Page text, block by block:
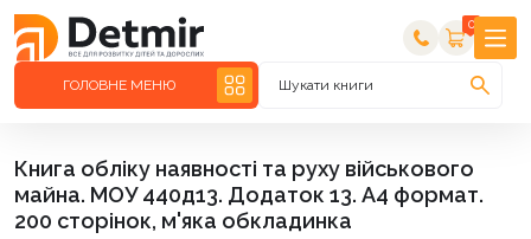
0
ГОЛОВНЕ МЕНЮ Шукати книги
Книга обліку наявності та руху військового
майна. МОУ 440д13. Додаток 13. А4 формат.
200 сторінок, м'яка обкладинка